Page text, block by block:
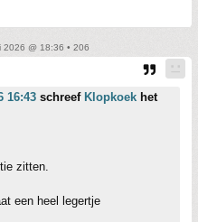
2026 @ 18:36 • 206
16:43 schreef Klopkoek het
zitten.
een heel legertje